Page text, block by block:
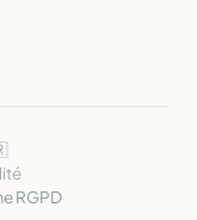
RGPD